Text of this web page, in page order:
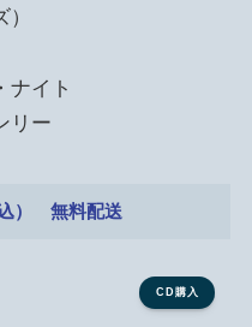
ナイト
リー
） 無料配送
CD購入